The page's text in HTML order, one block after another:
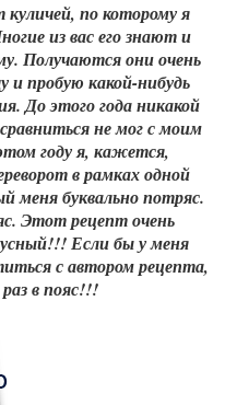
по которому я
из вас его знают и
Получаются они очень
пробую какой-нибудь
До этого года никакой
не мог с моим
году я, кажется,
в рамках одной
меня буквально потряс.
Этот рецепт очень
Если бы у меня
с автором рецепта,
в пояс!!!